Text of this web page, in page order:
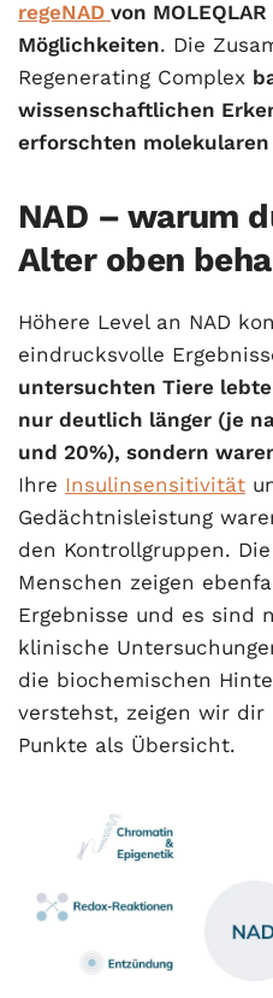
regeNAD von
Möglichkeiten. Die
Regenerating Complex
wissenschaftlichen
erforschten molekularen
NAD – warum
Alter oben
Höhere Level an NAD
eindrucksvolle
untersuchten Tiere
nur deutlich länger (je
und 20%), sondern
Ihre Insulinsensitivität
Gedächtnisleistung
den Kontrollgruppen.
Menschen zeigen
Ergebnisse und es sind
klinische
die biochemischen
verstehst, zeigen wir
Punkte als Übersicht.